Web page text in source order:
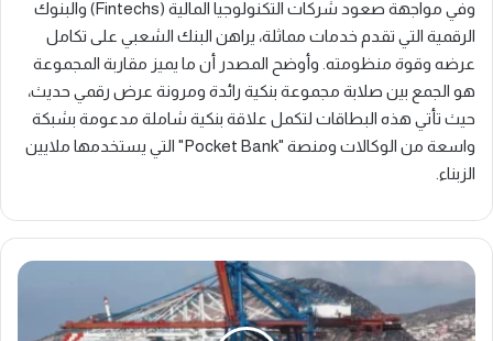
وفي مواجهة صعود شركات التكنولوجيا المالية (Fintechs) والبنوك
الرقمية التي تقدم خدمات مماثلة، يراهن البنك الشعبي على تكامل
عرضه وقوة منظومته. وأوضح المصدر أن ما يميز مقاربة المجموعة
هو الجمع بين صلابة مجموعة بنكية رائدة ومرونة عرض رقمي حديث،
حيث تأتي هذه البطاقات لتكمل علاقة بنكية شاملة مدعومة بشبكة
واسعة من الوكالات ومنصة "Pocket Bank" التي يستخدمها ملايين
الزبناء.
ا
ن
ت